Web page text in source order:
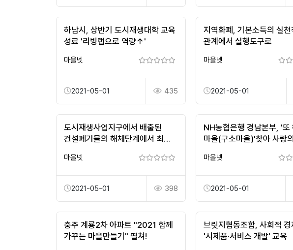
하남시, 상반기 도시재생대학 교육
성료 '리빙랩으로 역량↑'
마을넷
2021-05-01 435
지역화폐, 기본소득의 실천
관계에서 실행도구로
마을넷
2021-05-01
도시재생사업지구에서 배출된
건설폐기물의 해체단계에서 최종
발생량에 ...
마을넷
2021-05-01 398
NH농협은행 경남본부, '또
마을(구소마을)'찾아 사랑의
마을넷
2021-05-01
충주 계룡2차 아파트 "2021 함께
가꾸는 마을만들기" 펼쳐!
브릿지협동조합, 사회적 경
'시제품·서비스 개발' 교육